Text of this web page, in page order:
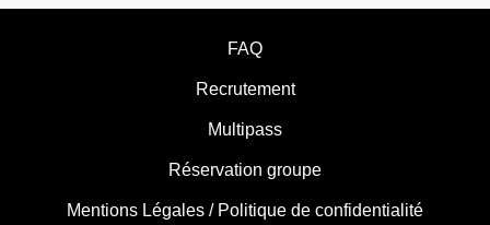
FAQ
Recrutement
Multipass
Réservation groupe
Mentions Légales / Politique de confidentialité